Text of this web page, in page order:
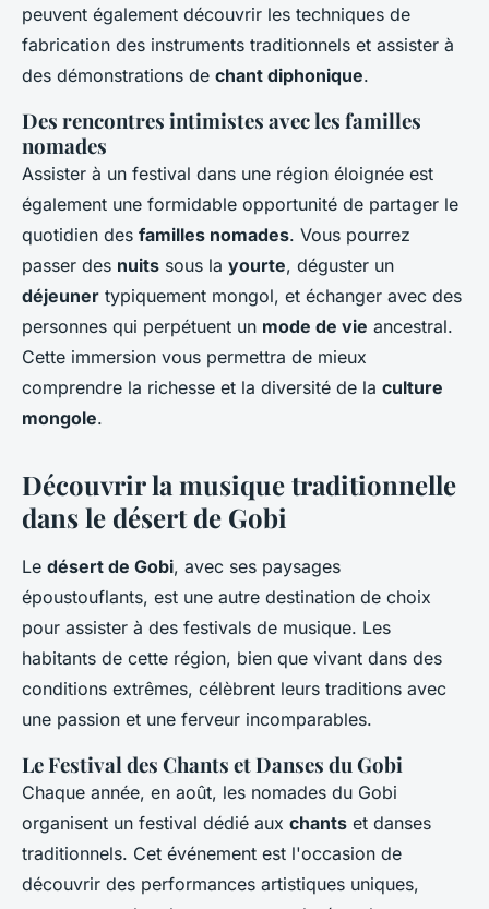
peuvent également découvrir les techniques de
fabrication des instruments traditionnels et assister à
des démonstrations de chant diphonique.
Des rencontres intimistes avec les familles
nomades
Assister à un festival dans une région éloignée est
également une formidable opportunité de partager le
quotidien des familles nomades. Vous pourrez
passer des nuits sous la yourte, déguster un
déjeuner typiquement mongol, et échanger avec des
personnes qui perpétuent un mode de vie ancestral.
Cette immersion vous permettra de mieux
comprendre la richesse et la diversité de la culture
mongole.
Découvrir la musique traditionnelle
dans le désert de Gobi
Le désert de Gobi, avec ses paysages
époustouflants, est une autre destination de choix
pour assister à des festivals de musique. Les
habitants de cette région, bien que vivant dans des
conditions extrêmes, célèbrent leurs traditions avec
une passion et une ferveur incomparables.
Le Festival des Chants et Danses du Gobi
Chaque année, en août, les nomades du Gobi
organisent un festival dédié aux chants et danses
traditionnels. Cet événement est l'occasion de
découvrir des performances artistiques uniques,